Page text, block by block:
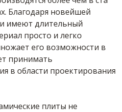
Благодаря новейшей
имеют длительный
просто и легко
его возможности в
принимать
в области проектирования
плиты не